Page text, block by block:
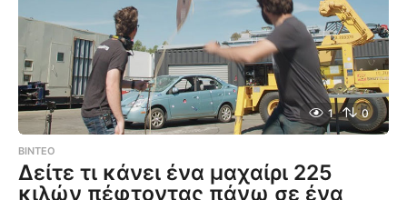
1 0
ΒΊΝΤΕΟ
Δείτε τι κάνει ένα μαχαίρι 225
κιλών πέφτοντας πάνω σε ένα